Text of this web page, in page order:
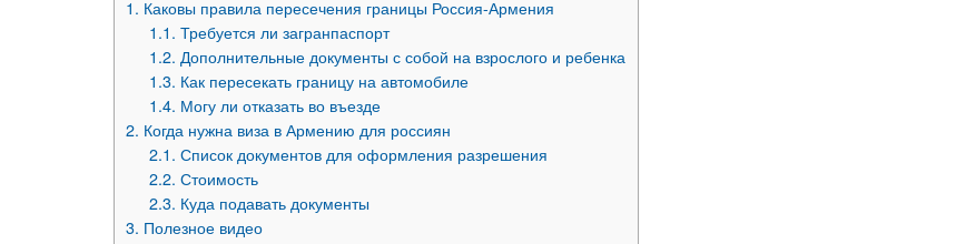
1. Каковы правила пересечения границы Россия-Армения
1.1. Требуется ли загранпаспорт
1.2. Дополнительные документы с собой на взрослого и ребенка
1.3. Как пересекать границу на автомобиле
1.4. Могу ли отказать во въезде
2. Когда нужна виза в Армению для россиян
2.1. Список документов для оформления разрешения
2.2. Стоимость
2.3. Куда подавать документы
3. Полезное видео